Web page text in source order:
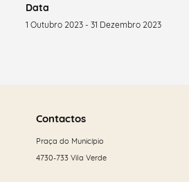
Data
1 Outubro 2023 - 31 Dezembro 2023
maisContactos
Praça do Município
4730-733 Vila Verde